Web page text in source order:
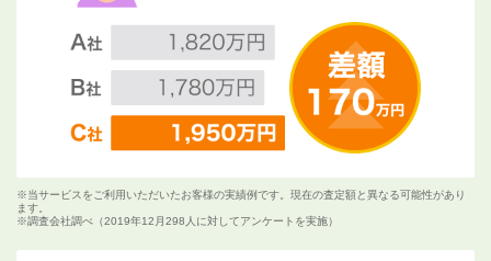
※当サービスをご利用いただいたお客様の実績例です。現在の査定額と異なる可能性があり
ます。
※調査会社調べ（2019年12月298人に対してアンケートを実施）